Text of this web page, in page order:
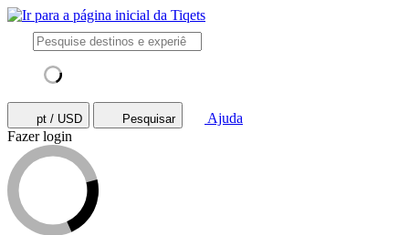
pt / USD Pesquisar
Ajuda
Fazer login